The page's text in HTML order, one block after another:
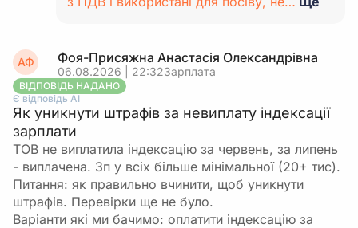
АФ Фоя-Присяжна Анастасія Олександрівна
06.08.2026 | 22:32Зарплата
ВІДПОВІДЬ НАДАНО
Є відповідь АІ
Як уникнути штрафів за невиплату індексації
зарплати
ТОВ не виплатила індексацію за червень, за липень
- виплачена. Зп у всіх більше мінімальної (20+ тис).
Питання: як правильно вчинити, щоб уникнути
штрафів. Перевірки ще не було.
Варіанти які ми бачимо: оплатити індексацію за